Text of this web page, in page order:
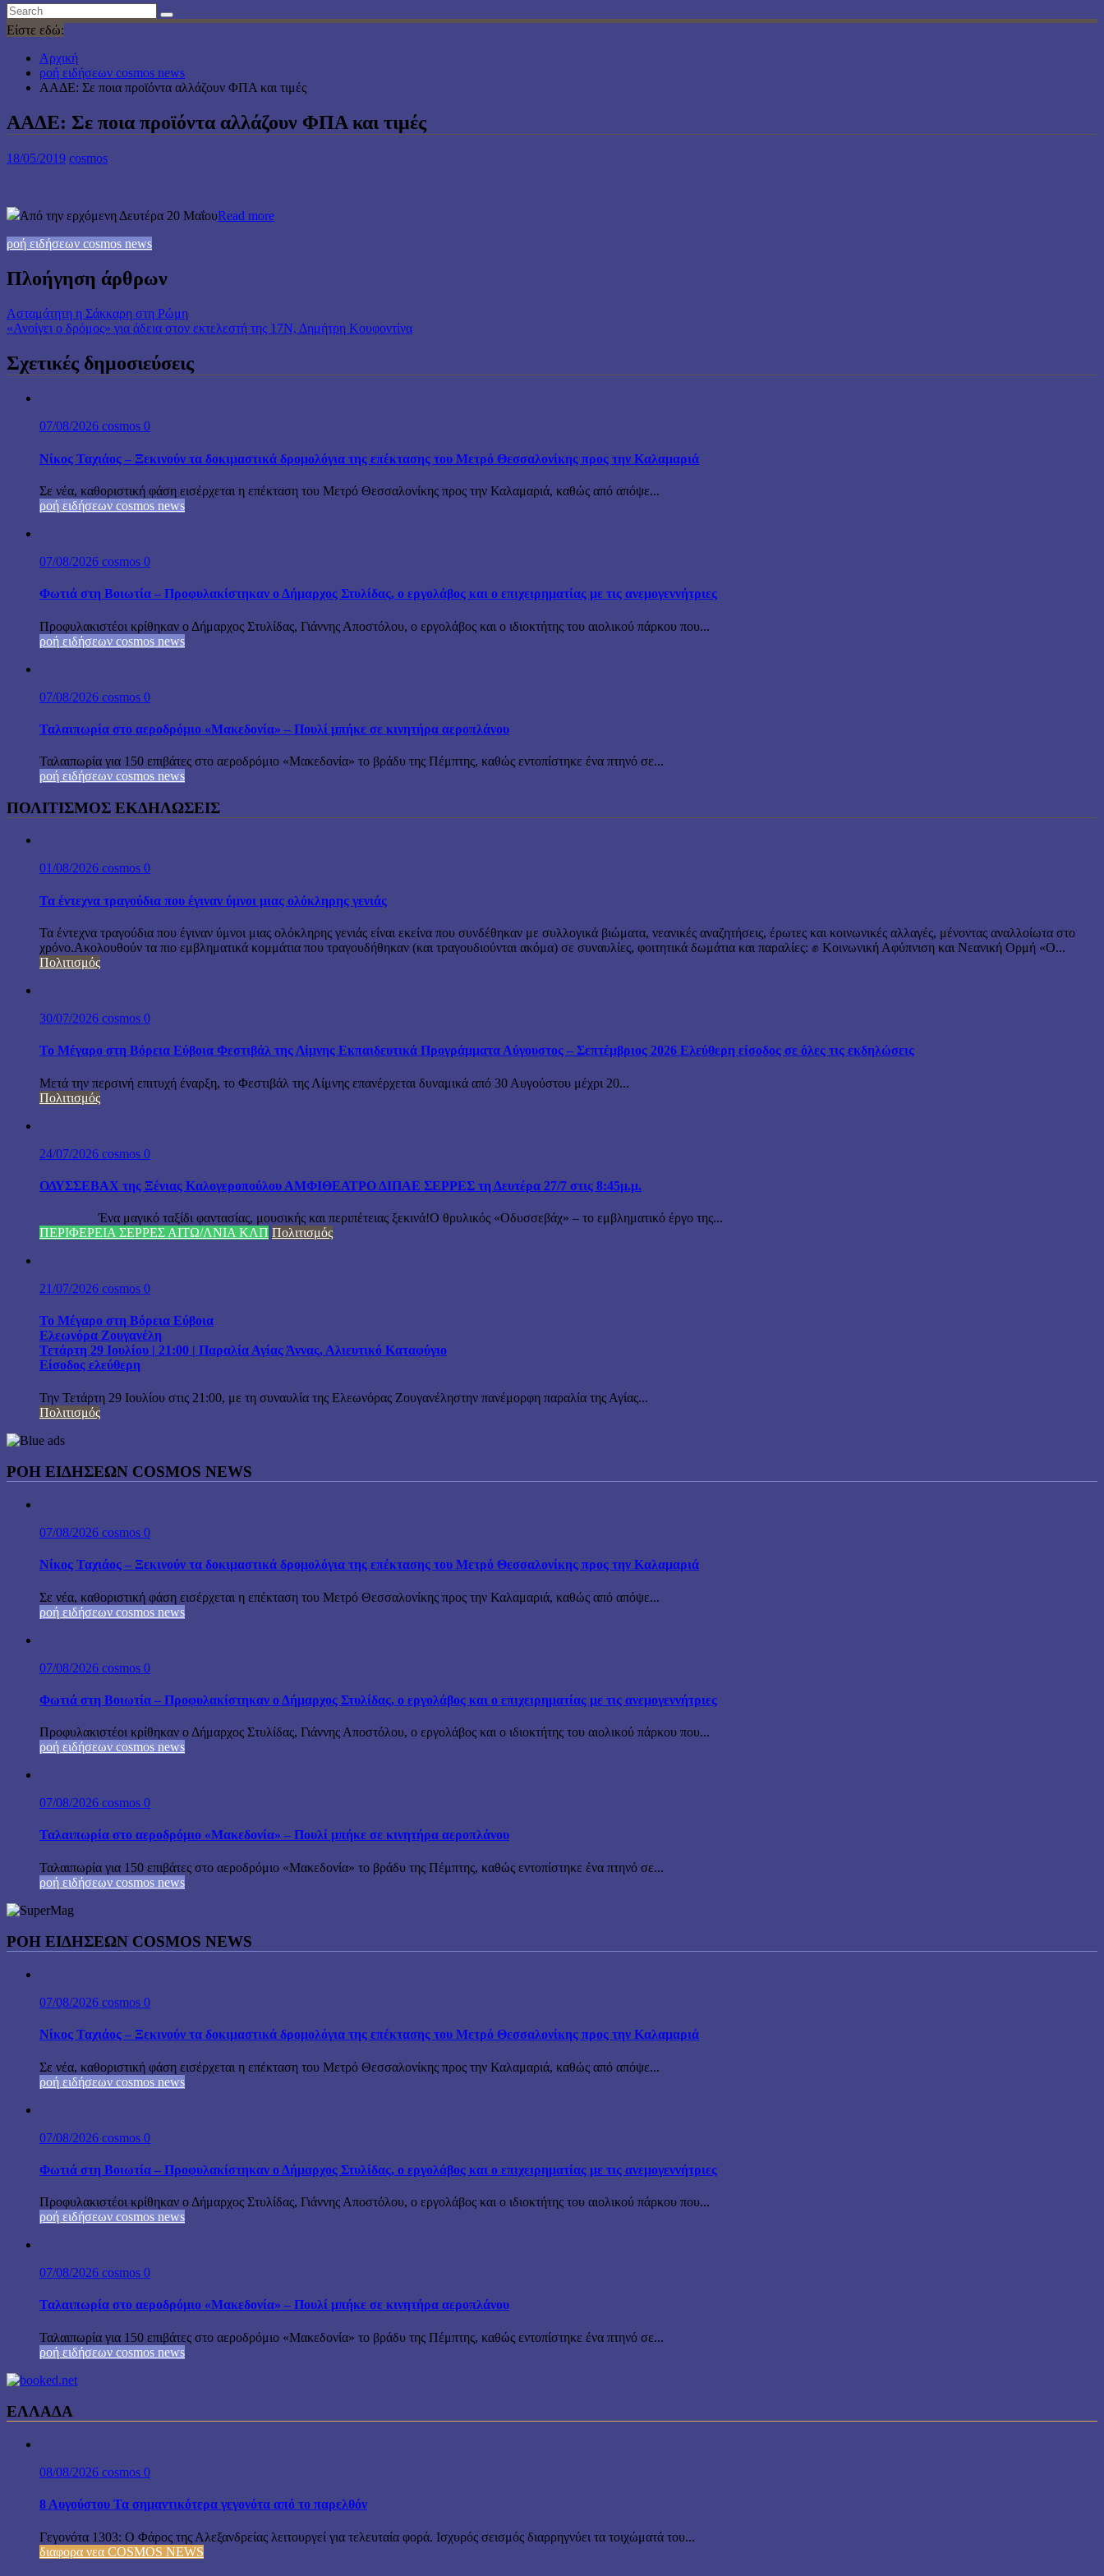
Είστε εδώ:
Αρχική
ροή ειδήσεων cosmos news
ΑΑΔΕ: Σε ποια προϊόντα αλλάζουν ΦΠΑ και τιμές
ΑΑΔΕ: Σε ποια προϊόντα αλλάζουν ΦΠΑ και τιμές
18/05/2019 cosmos
Από την ερχόμενη Δευτέρα 20 ΜαΐουRead more
ροή ειδήσεων cosmos news
Πλοήγηση άρθρων
Ασταμάτητη η Σάκκαρη στη Ρώμη
«Ανοίγει ο δρόμος» για άδεια στον εκτελεστή της 17Ν, Δημήτρη Κουφοντίνα
Σχετικές δημοσιεύσεις
07/08/2026 cosmos 0
Νίκος Ταχιάος – Ξεκινούν τα δοκιμαστικά δρομολόγια της επέκτασης του Μετρό Θεσσαλονίκης προς την Καλαμαριά
Σε νέα, καθοριστική φάση εισέρχεται η επέκταση του Μετρό Θεσσαλονίκης προς την Καλαμαριά, καθώς από απόψε...
ροή ειδήσεων cosmos news
07/08/2026 cosmos 0
Φωτιά στη Βοιωτία – Προφυλακίστηκαν ο Δήμαρχος Στυλίδας, ο εργολάβος και ο επιχειρηματίας με τις ανεμογεννήτριες
Προφυλακιστέοι κρίθηκαν ο Δήμαρχος Στυλίδας, Γιάννης Αποστόλου, ο εργολάβος και ο ιδιοκτήτης του αιολικού πάρκου που...
ροή ειδήσεων cosmos news
07/08/2026 cosmos 0
Ταλαιπωρία στο αεροδρόμιο «Μακεδονία» – Πουλί μπήκε σε κινητήρα αεροπλάνου
Ταλαιπωρία για 150 επιβάτες στο αεροδρόμιο «Μακεδονία» το βράδυ της Πέμπτης, καθώς εντοπίστηκε ένα πτηνό σε...
ροή ειδήσεων cosmos news
ΠΟΛΙΤΙΣΜΟΣ ΕΚΔΗΛΩΣΕΙΣ
01/08/2026 cosmos 0
Τα έντεχνα τραγούδια που έγιναν ύμνοι μιας ολόκληρης γενιάς
Τα έντεχνα τραγούδια που έγιναν ύμνοι μιας ολόκληρης γενιάς είναι εκείνα που συνδέθηκαν με συλλογικά βιώματα, νεανικές αναζητήσεις, έρωτες και κοινωνικές αλλαγές, μένοντας αναλλοίωτα στο
χρόνο.Ακολουθούν τα πιο εμβληματικά κομμάτια που τραγουδήθηκαν (και τραγουδιούνται ακόμα) σε συναυλίες, φοιτητικά δωμάτια και παραλίες: ✊ Κοινωνική Αφύπνιση και Νεανική Ορμή «Ο...
Πολιτισμός
30/07/2026 cosmos 0
Το Μέγαρο στη Βόρεια Εύβοια Φεστιβάλ της Λίμνης Εκπαιδευτικά Προγράμματα Αύγουστος – Σεπτέμβριος 2026 Ελεύθερη είσοδος σε όλες τις εκδηλώσεις
Μετά την περσινή επιτυχή έναρξη, το Φεστιβάλ της Λίμνης επανέρχεται δυναμικά από 30 Αυγούστου μέχρι 20...
Πολιτισμός
24/07/2026 cosmos 0
ΟΔΥΣΣΕΒΑΧ της Ξένιας Καλογεροπούλου ΑΜΦΙΘΕΑΤΡΟ ΔΙΠΑΕ ΣΕΡΡΕΣ τη Δευτέρα 27/7 στις 8:45μ.μ.
Ένα μαγικό ταξίδι φαντασίας, μουσικής και περιπέτειας ξεκινά!Ο θρυλικός «Οδυσσεβάχ» – το εμβληματικό έργο της...
ΠΕΡΙΦΕΡΕΙΑ ΣΕΡΡΕΣ ΑΙΤΩ/ΛΝΙΑ ΚΛΠ Πολιτισμός
21/07/2026 cosmos 0
Το Μέγαρο στη Βόρεια Εύβοια
Ελεωνόρα Ζουγανέλη
Τετάρτη 29 Ιουλίου | 21:00 | Παραλία Αγίας Άννας, Αλιευτικό Καταφύγιο
Είσοδος ελεύθερη
Την Τετάρτη 29 Ιουλίου στις 21:00, με τη συναυλία της Ελεωνόρας Ζουγανέληστην πανέμορφη παραλία της Αγίας...
Πολιτισμός
ΡΟΗ ΕΙΔΗΣΕΩΝ COSMOS NEWS
07/08/2026 cosmos 0
Νίκος Ταχιάος – Ξεκινούν τα δοκιμαστικά δρομολόγια της επέκτασης του Μετρό Θεσσαλονίκης προς την Καλαμαριά
Σε νέα, καθοριστική φάση εισέρχεται η επέκταση του Μετρό Θεσσαλονίκης προς την Καλαμαριά, καθώς από απόψε...
ροή ειδήσεων cosmos news
07/08/2026 cosmos 0
Φωτιά στη Βοιωτία – Προφυλακίστηκαν ο Δήμαρχος Στυλίδας, ο εργολάβος και ο επιχειρηματίας με τις ανεμογεννήτριες
Προφυλακιστέοι κρίθηκαν ο Δήμαρχος Στυλίδας, Γιάννης Αποστόλου, ο εργολάβος και ο ιδιοκτήτης του αιολικού πάρκου που...
ροή ειδήσεων cosmos news
07/08/2026 cosmos 0
Ταλαιπωρία στο αεροδρόμιο «Μακεδονία» – Πουλί μπήκε σε κινητήρα αεροπλάνου
Ταλαιπωρία για 150 επιβάτες στο αεροδρόμιο «Μακεδονία» το βράδυ της Πέμπτης, καθώς εντοπίστηκε ένα πτηνό σε...
ροή ειδήσεων cosmos news
ΡΟΉ ΕΙΔΉΣΕΩΝ COSMOS NEWS
07/08/2026 cosmos 0
Νίκος Ταχιάος – Ξεκινούν τα δοκιμαστικά δρομολόγια της επέκτασης του Μετρό Θεσσαλονίκης προς την Καλαμαριά
Σε νέα, καθοριστική φάση εισέρχεται η επέκταση του Μετρό Θεσσαλονίκης προς την Καλαμαριά, καθώς από απόψε...
ροή ειδήσεων cosmos news
07/08/2026 cosmos 0
Φωτιά στη Βοιωτία – Προφυλακίστηκαν ο Δήμαρχος Στυλίδας, ο εργολάβος και ο επιχειρηματίας με τις ανεμογεννήτριες
Προφυλακιστέοι κρίθηκαν ο Δήμαρχος Στυλίδας, Γιάννης Αποστόλου, ο εργολάβος και ο ιδιοκτήτης του αιολικού πάρκου που...
ροή ειδήσεων cosmos news
07/08/2026 cosmos 0
Ταλαιπωρία στο αεροδρόμιο «Μακεδονία» – Πουλί μπήκε σε κινητήρα αεροπλάνου
Ταλαιπωρία για 150 επιβάτες στο αεροδρόμιο «Μακεδονία» το βράδυ της Πέμπτης, καθώς εντοπίστηκε ένα πτηνό σε...
ροή ειδήσεων cosmos news
ΕΛΛΑΔΑ
08/08/2026 cosmos 0
8 Αυγούστου Τα σημαντικότερα γεγονότα από το παρελθόν
Γεγονότα 1303: Ο Φάρος της Αλεξανδρείας λειτουργεί για τελευταία φορά. Ισχυρός σεισμός διαρρηγνύει τα τοιχώματά του...
διαφορα νεα COSMOS NEWS